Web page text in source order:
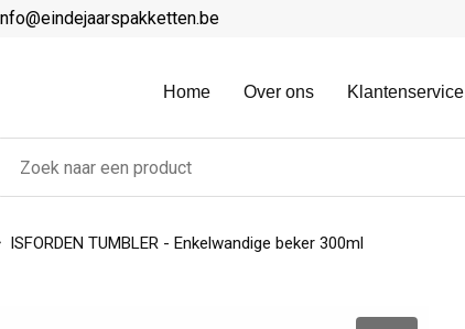
Home Over ons Klantenservice
ISFORDEN TUMBLER - Enkelwandige beker 300ml